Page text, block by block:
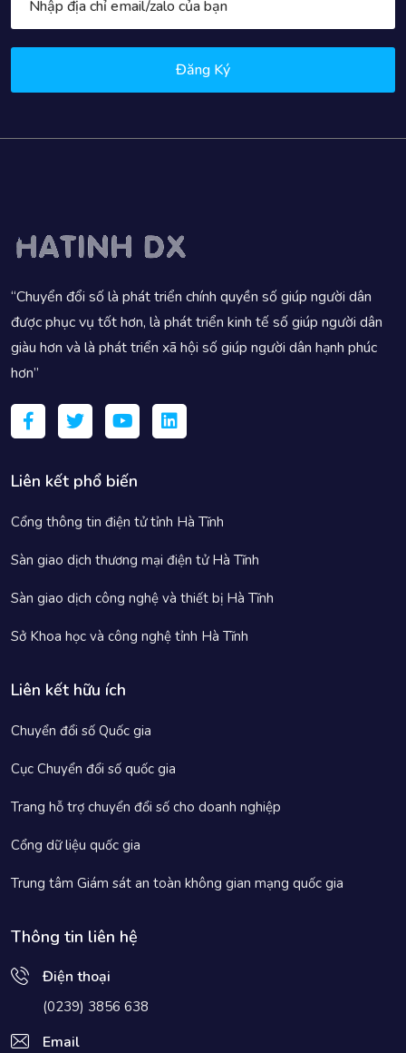
Đăng Ký
“Chuyển đổi số là phát triển chính quyền số giúp người dân
được phục vụ tốt hơn, là phát triển kinh tế số giúp người dân
giàu hơn và là phát triển xã hội số giúp người dân hạnh phúc
hơn”
Liên kết phổ biến
Cổng thông tin điện tử tỉnh Hà Tĩnh
Sàn giao dịch thương mại điện tử Hà Tĩnh
Sàn giao dịch công nghệ và thiết bị Hà Tĩnh
Sở Khoa học và công nghệ tỉnh Hà Tĩnh
Liên kết hữu ích
Chuyển đổi số Quốc gia
Cục Chuyển đổi số quốc gia
Trang hỗ trợ chuyển đổi số cho doanh nghiệp
Cổng dữ liệu quốc gia
Trung tâm Giám sát an toàn không gian mạng quốc gia
Thông tin liên hệ
Điện thoại
(0239) 3856 638
Email